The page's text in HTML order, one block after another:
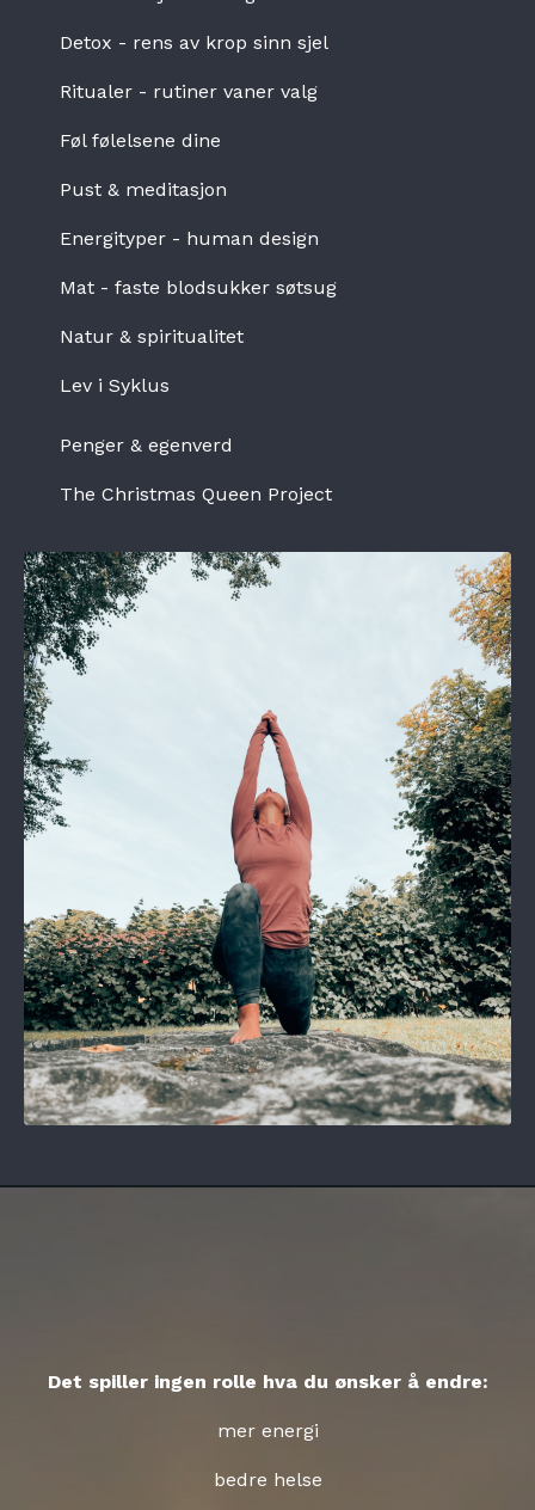
Detox - rens av krop sinn sjel
Ritualer - rutiner vaner valg
Føl følelsene dine
Pust & meditasjon
Energityper - human design
Mat - faste blodsukker søtsug
Natur & spiritualitet
Lev i Syklus
Penger & egenverd
The Christmas Queen Project
Det spiller ingen rolle hva du ønsker å endre:
mer energi
bedre helse